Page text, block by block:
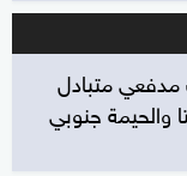
متبادل
والحيمة جنوبي